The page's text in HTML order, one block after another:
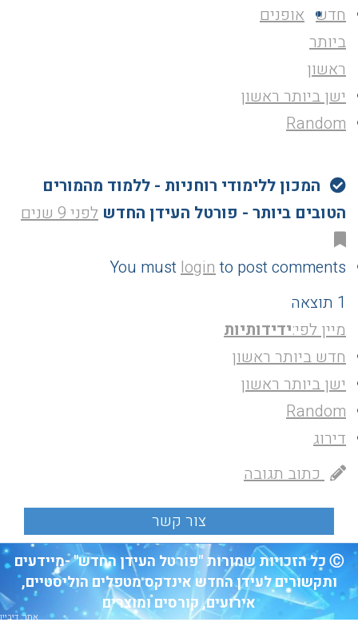
אופנים חדש
ביותר
ראשון
ישן ביותר ראשון
Random
המכון ללימודי רוחניות - ללמוד מהמורים
הטובים ביותר - פורטל העידן החדש לפני 9 שנים
You mustloginto post comments
1 תוצאה
מיין לפי:ידידותיות
חדש ביותר ראשון
ישן ביותר ראשון
Random
דירוג
כתוב תגובה
Ⓒ כל הזכויות שמורות "פורטל העידן החדש" -מיידעים
ותקשורים לעידן החדש אינדקס מטפלים הוליסטיים,
אירועים, קורסים ומוצרים
אתר: דיביין